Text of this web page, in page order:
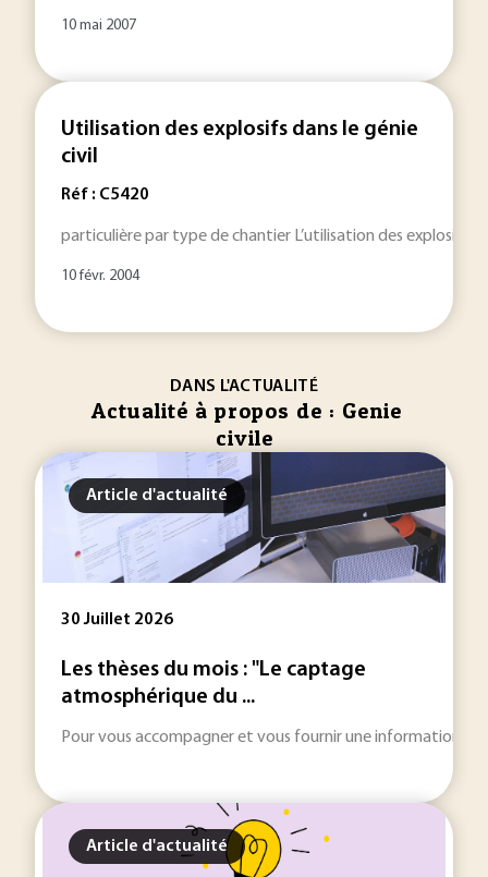
10 mai 2007
Utilisation des explosifs dans le génie
civil
Réf : C5420
particulière par type de chantier L’utilisation des explosifs
10 févr. 2004
DANS L'ACTUALITÉ
Actualité à propos de : Genie
civile
Article d'actualité
30 Juillet 2026
Les thèses du mois : "Le captage
atmosphérique du ...
Pour vous accompagner et vous fournir une information
Article d'actualité